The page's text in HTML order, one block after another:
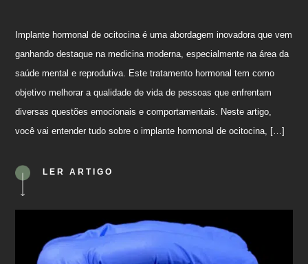
Implante hormonal de ocitocina é uma abordagem inovadora que vem
ganhando destaque na medicina moderna, especialmente na área da
saúde mental e reprodutiva. Este tratamento hormonal tem como
objetivo melhorar a qualidade de vida de pessoas que enfrentam
diversas questões emocionais e comportamentais. Neste artigo,
você vai entender tudo sobre o implante hormonal de ocitocina, […]
LER ARTIGO